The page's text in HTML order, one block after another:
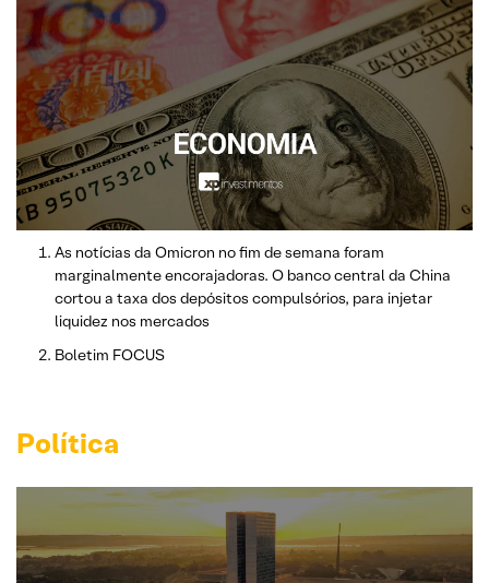
As notícias da Omicron no fim de semana foram
marginalmente encorajadoras. O banco central da China
cortou a taxa dos depósitos compulsórios, para injetar
liquidez nos mercados
Boletim FOCUS
Política